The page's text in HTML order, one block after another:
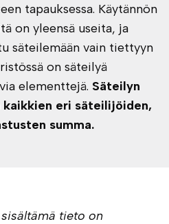
tapauksessa. Käytännön
on yleensä useita, ja
säteilemään vain tiettyyn
on säteilyä
elementtejä. Säteilyn
eri säteilijöiden,
summa.
tieto on